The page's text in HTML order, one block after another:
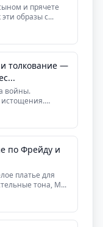
и прячете
образы с...
толкование —
войны.
истощения.
по Фрейду и
платье для
тона, М...